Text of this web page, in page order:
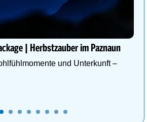
| Herbstzauber im Paznaun
und Unterkunft –